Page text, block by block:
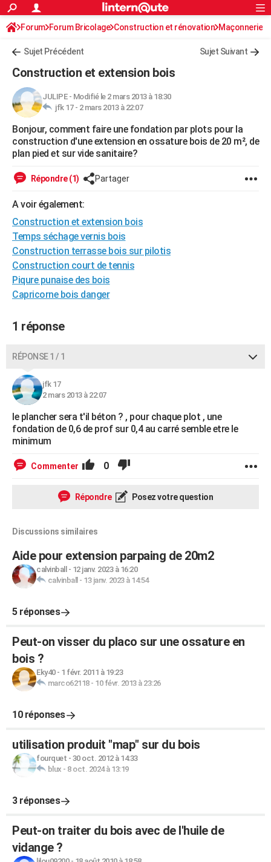
ACTUALITÉS
Politique
Société
Faits Divers
Education
Monde
Villes
+
FINANCE
Retraite
Impôts
Epargne
Immobilier
Risques naturels par ville
Banque
Assurance
Crédit
AUTO
Essais
Réserver un essai
Citadines
Berlines
SUV
Forum auto
+HIGH-TECH
Mobiles
Meilleur smartphone
Internet
Ordinateurs
Jeux vidéo
Guide high-tech
+
Forum
Aménagement intérieur
Extérieur
Cuisine
Salle de bains
Jardinage
Rangement
WEEK-END
Guides de France
Escapades
Patrimoine
Expositions
Musées
Week-end nature
+LIFESTYLE
Art de vivre
Bien-être
Loisirs
Mode
Modes de vie
SANTE
Alimentation
Guide de la santé
Maladies
Médicaments
Sommeil
VOYAGE
Destinations
City break
Voyage nature
Voyage de noces
Forum
Climat
+PHOTO
BONS PLANS
CARTE DE VOEUX
Carte de Noël
Carte Bonne année
Carte Saint-Valentin
Carte Pâques
Carte d'anniversaire
DICTIONNAIRE
Dictionnaire
Biographies
Citations
Expressions
Proverbes
COPAINS D'AVANT
AVIS DE DÉCÈS
Rechercher
S'inscrire
Connexion
Forum Forum Bricolage Construction et rénovation Maçonnerie
Sujet Précédent Sujet Suivant
Construction et extension bois
JULIPE- Modifié le 2 mars 2013 à 18:30
jfk 17 - 2 mars 2013 à 22:07
Bonjour, comment faire une fondation par plots pour la
construction d'une extension en ossature bois de 20 m², de
plan pied et sur vide sanitaire?
Répondre (1) Partager
A voir également:
Construction et extension bois
Temps séchage vernis bois
Construction terrasse bois sur pilotis
Construction court de tennis
Piqure punaise des bois
Capricorne bois danger
1 réponse
RÉPONSE 1 / 1
jfk 17
2 mars 2013 à 22:07
le plancher sera t'il béton ? , pour chaque plot , une
fondation de 0,6 de prof sur 0,4 au carré semble etre le
minimum
Commenter 0
Répondre Posez votre question
Discussions similaires
Aide pour extension parpaing de 20m2
calvinball - 12 janv. 2023 à 16:20
calvinball - 13 janv. 2023 à 14:54
5 réponses
Peut-on visser du placo sur une ossature en
bois ?
Eky40- 1 févr. 2011 à 19:23
marco62118- 10 févr. 2013 à 23:26
10 réponses
utilisation produit "map" sur du bois
fourquet - 30 oct. 2012 à 14:33
blux - 8 oct. 2024 à 13:19
3 réponses
Peut-on traiter du bois avec de l'huile de
vidange ?